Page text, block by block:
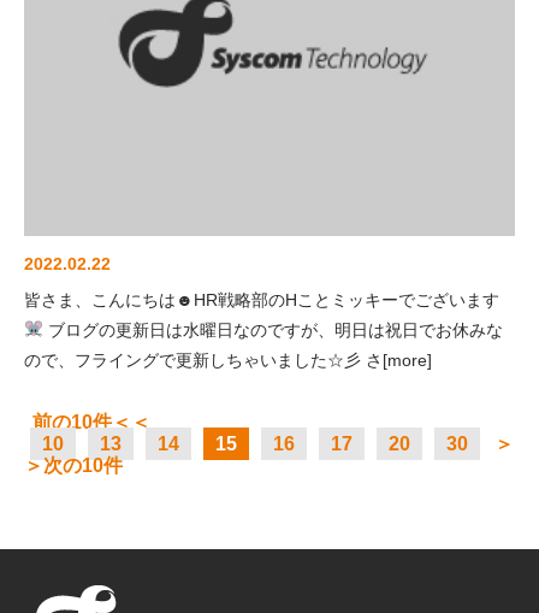
2022.02.22
皆さま、こんにちは☻HR戦略部のHことミッキーでございます
ブログの更新日は水曜日なのですが、明日は祝日でお休みな
ので、フライングで更新しちゃいました☆彡 さ[more]
前の10件＜＜
10
13 14 15 16 17 20 30
＞
＞次の10件